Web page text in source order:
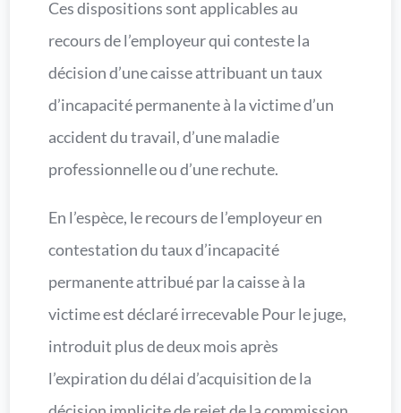
Ces dispositions sont applicables au
recours de l’employeur qui conteste la
décision d’une caisse attribuant un taux
d’incapacité permanente à la victime d’un
accident du travail, d’une maladie
professionnelle ou d’une rechute.
En l’espèce, le recours de l’employeur en
contestation du taux d’incapacité
permanente attribué par la caisse à la
victime est déclaré irrecevable Pour le juge,
introduit plus de deux mois après
l’expiration du délai d’acquisition de la